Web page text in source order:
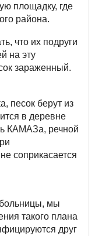
площадку, где
района.
что их подруги
на эту
зараженный.
песок берут из
в деревне
КАМАЗа, речной
соприкасается
мы
такого плана
друг